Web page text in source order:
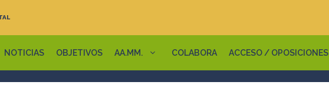
NOTICIAS OBJETIVOS AA.MM. COLABORA ACCESO / OPOSICIONES